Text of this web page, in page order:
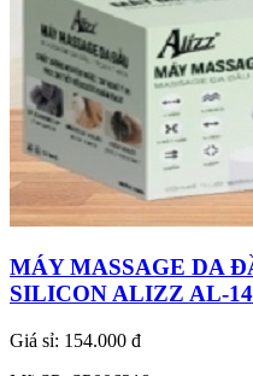
MÁY MASSAGE DA
SILICON ALIZZ AL-
Giá sỉ: 154.000 đ